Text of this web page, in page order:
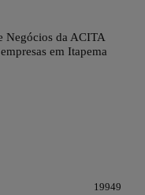
Negócios da ACITA
em Itapema
19949